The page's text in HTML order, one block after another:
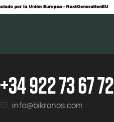
+34 922 73 67 72
info@bikronos.com